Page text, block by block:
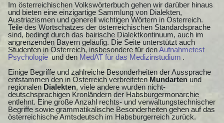
Im österreichischen Volkswörterbuch gehen wir darüber hinaus
und bieten eine einzigartige Sammlung von Dialekten,
Austriazismen und generell wichtigen Wörtern in Österreich.
Teile des Wortschatzes der österreichischen Standardsprache
sind, bedingt durch das bairische Dialektkontinuum, auch im
angrenzenden Bayern geläufig. Die Seite unterstützt auch
Studenten in Österreich, insbesondere für denAufnahmetest
Psychologie und den MedAT für das Medizinstudium .
Einige Begriffe und zahlreiche Besonderheiten der Aussprache
entstammen den in Österreich verbreiteten Mundarten und
regionalen Dialekten, viele andere wurden nicht-
deutschsprachigen Kronländern der Habsburgermonarchie
entlehnt. Eine große Anzahl rechts- und verwaltungstechnischer
Begriffe sowie grammatikalische Besonderheiten gehen auf das
österreichische Amtsdeutsch im Habsburgerreich zurück.